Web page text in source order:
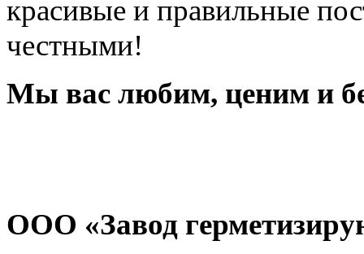
красивые и правильные
честными!
Мы вас любим, ценим и
ООО «Завод